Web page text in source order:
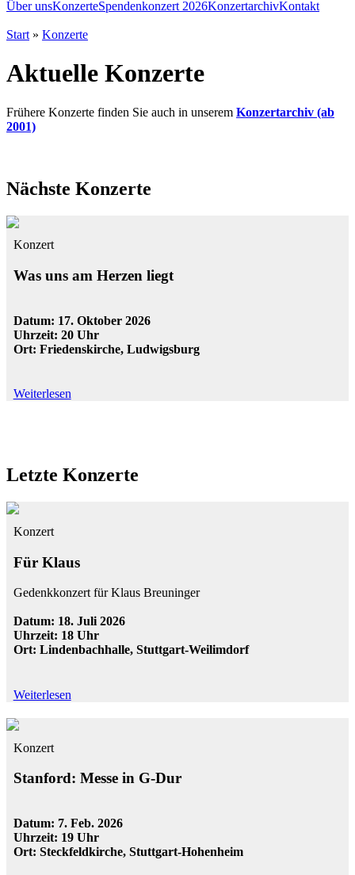
Über unsKonzerteSpendenkonzert 2026KonzertarchivKontakt
Start » Konzerte
Aktuelle Konzerte
Frühere Konzerte finden Sie auch in unserem Konzertarchiv (ab
2001)
Nächste Konzerte
Konzert
Was uns am Herzen liegt
Datum: 17. Oktober 2026
Uhrzeit: 20 Uhr
Ort: Friedenskirche, Ludwigsburg
Weiterlesen
Letzte Konzerte
Konzert
Für Klaus
Gedenkkonzert für Klaus Breuninger
Datum: 18. Juli 2026
Uhrzeit: 18 Uhr
Ort: Lindenbachhalle, Stuttgart-Weilimdorf
Weiterlesen
Konzert
Stanford: Messe in G-Dur
Datum: 7. Feb. 2026
Uhrzeit: 19 Uhr
Ort: Steckfeldkirche, Stuttgart-Hohenheim